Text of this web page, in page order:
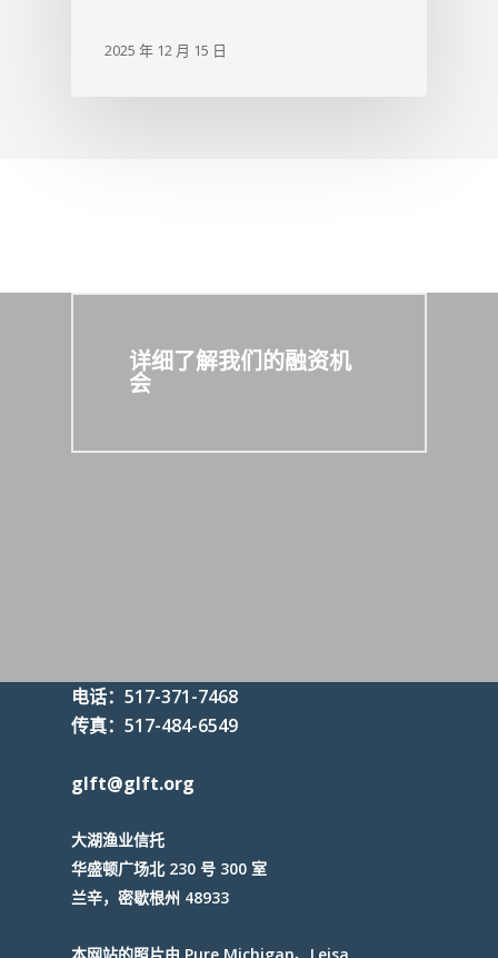
2025 年 12 月 15 日
详细了解我们的融资机
会
电话：517-371-7468
传真：517-484-6549
glft@glft.org
大湖渔业信托
华盛顿广场北 230 号 300 室
兰辛，密歇根州 48933